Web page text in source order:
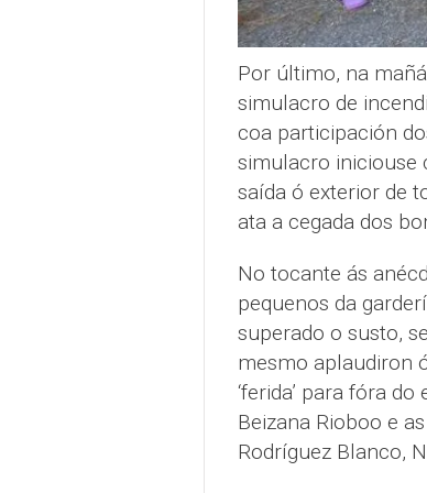
Por último, na
simulacro de
coa participación
simulacro iniciouse
saída ó exterior de
ata a cegada dos
No tocante ás
pequenos da
superado o susto,
mesmo aplaudiron
‘ferida’ para fóra
Beizana Rioboo e
Rodríguez Blanco,